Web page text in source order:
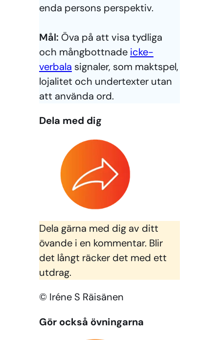
enda persons perspektiv.
Mål: Öva på att visa tydliga
och mångbottnade icke-
verbala signaler, som maktspel,
lojalitet och undertexter utan
att använda ord.
Dela med dig
Dela gärna med dig av ditt
övande i en kommentar. Blir
det långt räcker det med ett
utdrag.
© Iréne S Räisänen
Gör också övningarna